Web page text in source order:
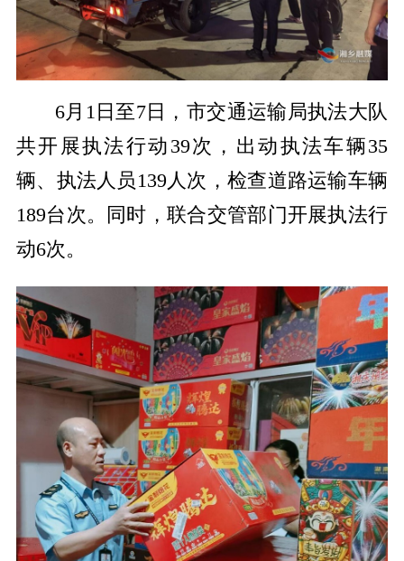
6月1日至7日，市交通运输局执法大队
共开展执法行动39次，出动执法车辆35
辆、执法人员139人次，检查道路运输车辆
189台次。同时，联合交管部门开展执法行
动6次。